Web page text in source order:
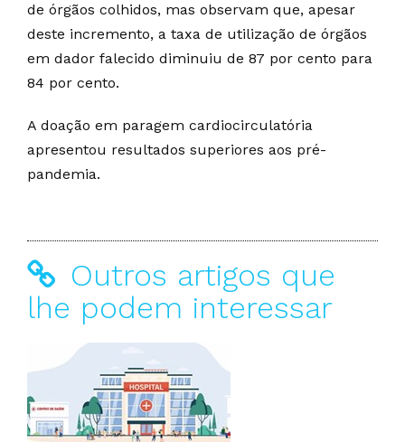
de órgãos colhidos, mas observam que, apesar
deste incremento, a taxa de utilização de órgãos
em dador falecido diminuiu de 87 por cento para
84 por cento.
A doação em paragem cardiocirculatória
apresentou resultados superiores aos pré-
pandemia.
Outros artigos que
lhe podem interessar